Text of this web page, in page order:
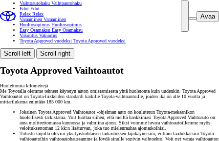
Avaa
Vaihtoautohaku Vaihtoautohaku
Edut Edut
Relax Relax
Varaaminen Varaaminen
Huoltosopimus Huoltosopimus
Easy Osamaksu Easy Osamaksu
Vakuutus Vakuutus
Toyota Approved vuodeksi Toyota Approved vuodeksi
Scroll left Scroll right
Toyota Approved Vaihtoautot
Huolettomia kilometrejä
Me Toyotalla olemme tehneet käytetyn auton omistamisesta yhtä huoletonta kuin uudenkin. Toyota Approved
Vaihtoautot on Toyota-liikkeiden standardi kaikille Toyota-vaihtoautoille, joiden ikä on alle 10 vuotta ja
mittarilukema enintään 185 000 km.
Jokainen Toyota Approved Vaihtoautot -ohjelman auto on koulutetun Toyota-mekaanikon
huolellisesti tarkistama. Voit luottaa siihen, että meiltä hankkimasi Toyota Approved Vaihtoauto on
aina moitteettomassa kunnossa ja valmiina ajoon. Siksi voimme luvata vaihtoautoillemme myös
veloituksettoman 12 kk:n lisäturvan, joka tuo mielenrauhaa ajomatkoihisi.
Tutustu tarjolla oleviin yksityiskohtaisen tarkastuksen läpikäyneisiin, erittäin laadukkaisiin Toyota-
vaihtoautoihin vaihtoautohaussamme ja löydä sinulle sopivin vaihtoehto. Voit nyt varata vaihtoauton